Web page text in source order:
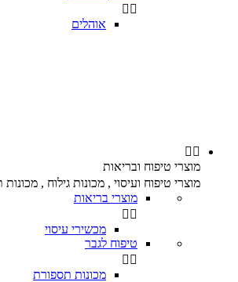
 
אוהלים
 
מוצרי טיפוח ובריאות
מוצרי טיפוח ועיסוי , מכונות גילוח ,
מוצרי בריאות
 
מכשירי עיסוי
טיפוח לגבר
 
מכונות תספורת